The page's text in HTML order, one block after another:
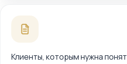
Клиенты, которым нужна